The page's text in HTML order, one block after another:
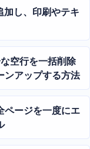
加し、印刷やテキ
空行を一括削除
ンアップする方法
ページを一度にエ